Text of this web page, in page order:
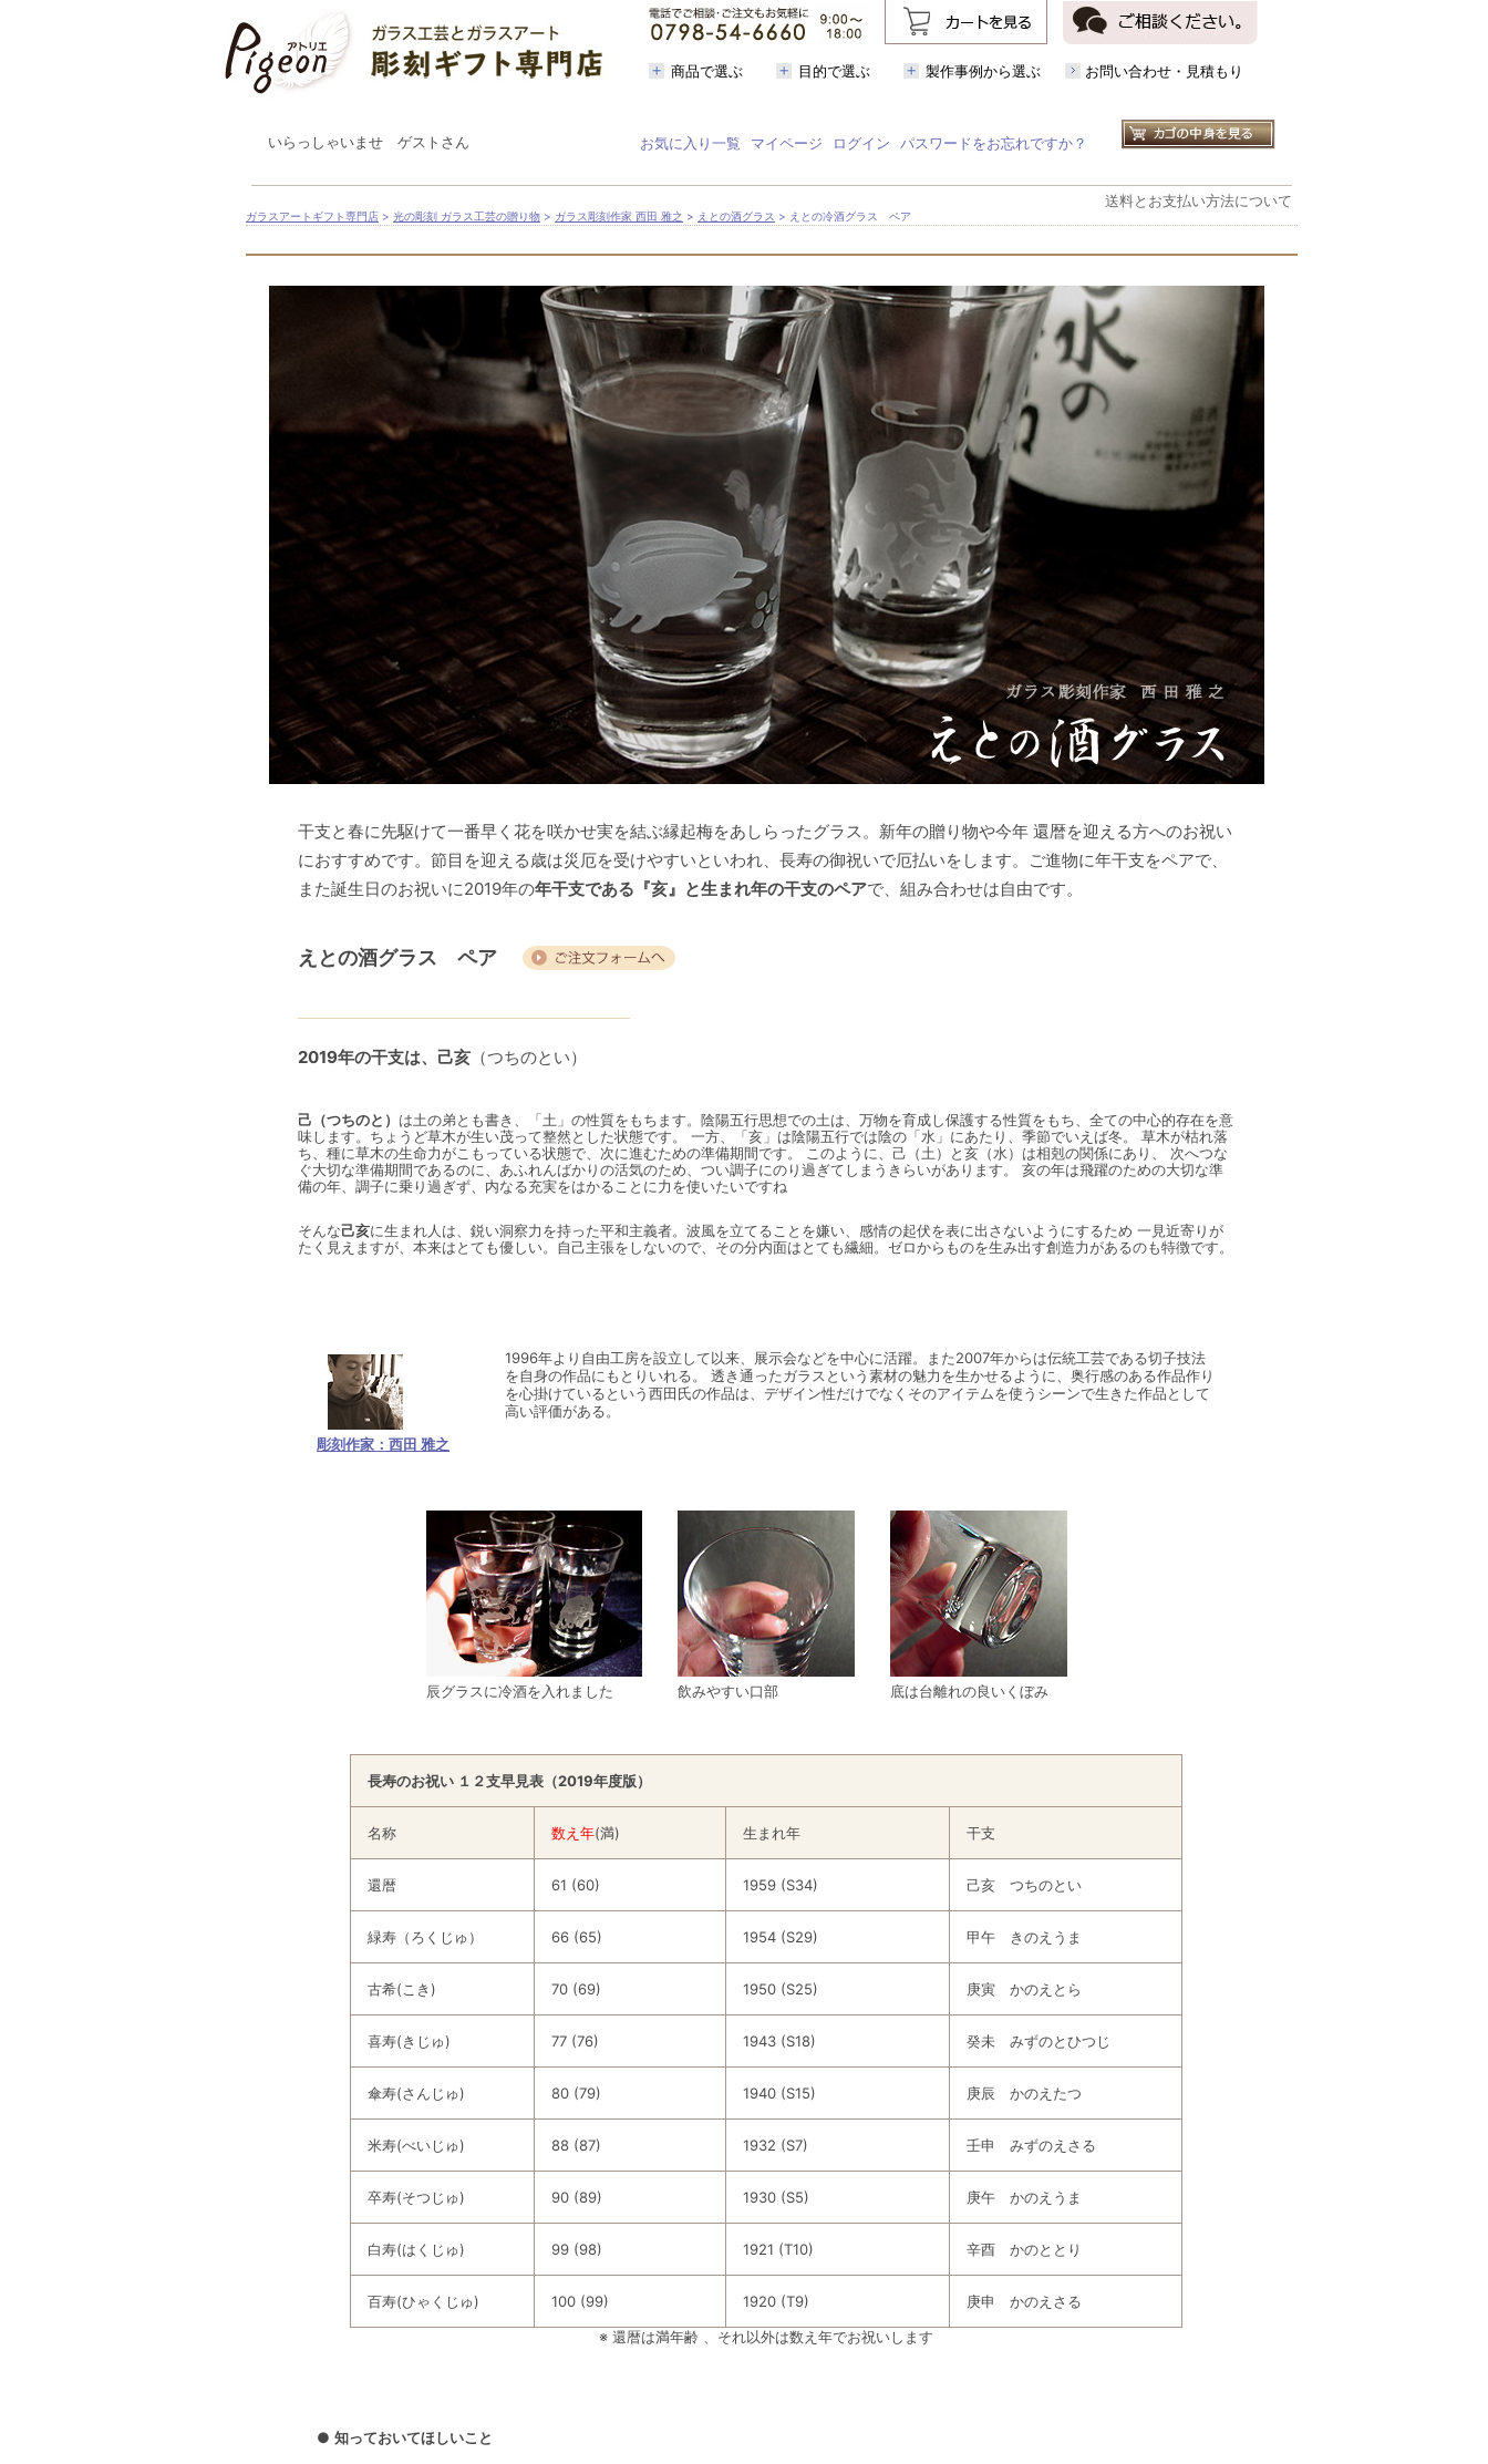
商品で選ぶ 目的で選ぶ 製作事例から選ぶ お問い合わせ・見積もり
いらっしゃいませ ゲストさん お気に入り一覧 マイページ ログイン パスワードをお忘れですか？
送料とお支払い方法について
ガラスアートギフト専門店 > 光の彫刻 ガラス工芸の贈り物 > ガラス彫刻作家 西田 雅之 > えとの酒グラス > えとの冷酒グラス ペア
干支と春に先駆けて一番早く花を咲かせ実を結ぶ縁起梅をあしらったグラス。新年の贈り物や今年 還暦を迎える方へのお祝い
におすすめです。節目を迎える歳は災厄を受けやすいといわれ、長寿の御祝いで厄払いをします。ご進物に年干支をペアで、
また誕生日のお祝いに2019年の年干支である『亥』と生まれ年の干支のペアで、組み合わせは自由です。
えとの酒グラス ペア
2019年の干支は、己亥（つちのとい）
己（つちのと） は土の弟とも書き、「土」の性質をもちます。陰陽五行思想での土は、万物を育成し保護する性質をもち、全ての中心的存在を意
味します。ちょうど草木が生い茂って整然とした状態です。 一方、「亥」は陰陽五行では陰の「水」にあたり、季節でいえば冬。 草木が枯れ落
ち、種に草木の生命力がこもっている状態で、次に進むための準備期間です。 このように、己（土）と亥（水）は相剋の関係にあり、 次へつな
ぐ大切な準備期間であるのに、あふれんばかりの活気のため、つい調子にのり過ぎてしまうきらいがあります。 亥の年は飛躍のための大切な準
備の年、調子に乗り過ぎず、内なる充実をはかることに力を使いたいですね
そんな己亥に生まれ人は、鋭い洞察力を持った平和主義者。波風を立てることを嫌い、感情の起伏を表に出さないようにするため 一見近寄りが
たく見えますが、本来はとても優しい。自己主張をしないので、その分内面はとても繊細。ゼロからものを生み出す創造力があるのも特徴です。
彫刻作家：西田 雅之
1996年より自由工房を設立して以来、展示会などを中心に活躍。また2007年からは伝統工芸である切子技法
を自身の作品にもとりいれる。 透き通ったガラスという素材の魅力を生かせるように、奥行感のある作品作り
を心掛けているという西田氏の作品は、デザイン性だけでなくそのアイテムを使うシーンで生きた作品として
高い評価がある。
辰グラスに冷酒を入れました 飲みやすい口部 底は台離れの良いくぼみ
長寿のお祝い １２支早見表（2019年度版）
名称 数え年(満) 生まれ年 干支
還暦 61 (60) 1959 (S34) 己亥 つちのとい
緑寿（ろくじゅ） 66 (65) 1954 (S29) 甲午 きのえうま
古希(こき) 70 (69) 1950 (S25) 庚寅 かのえとら
喜寿(きじゅ) 77 (76) 1943 (S18) 癸未 みずのとひつじ
傘寿(さんじゅ) 80 (79) 1940 (S15) 庚辰 かのえたつ
米寿(べいじゅ) 88 (87) 1932 (S7) 壬申 みずのえさる
卒寿(そつじゅ) 90 (89) 1930 (S5) 庚午 かのえうま
白寿(はくじゅ) 99 (98) 1921 (T10) 辛酉 かのととり
百寿(ひゃくじゅ) 100 (99) 1920 (T9)
庚申 かのえさる
※ 還暦は満年齢 、それ以外は数え年でお祝いします
● 知っておいてほしいこと